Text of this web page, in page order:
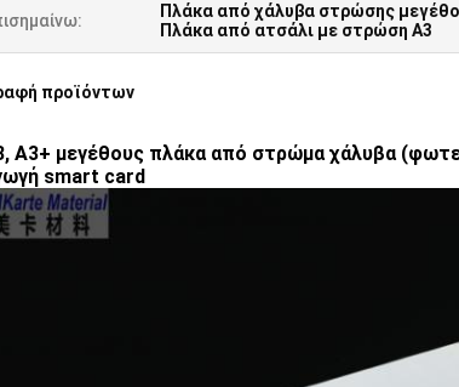
Πλάκα από χάλυβα στρώσης
Πλάκα από ατσάλι με στρώση Α3
προϊόντων
Α3+ μεγέθους πλάκα από στρώμα χάλυβα
smart card